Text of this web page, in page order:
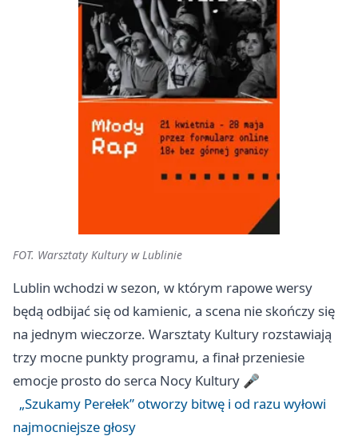
FOT. Warsztaty Kultury w Lublinie
Lublin wchodzi w sezon, w którym rapowe wersy
będą odbijać się od kamienic, a scena nie skończy się
na jednym wieczorze. Warsztaty Kultury rozstawiają
trzy mocne punkty programu, a finał przeniesie
emocje prosto do serca Nocy Kultury 🎤
„Szukamy Perełek” otworzy bitwę i od razu wyłowi
najmocniejsze głosy